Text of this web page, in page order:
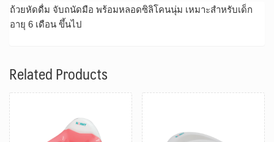
ถ้วยหัดดื่ม จับถนัดมือ พร้อมหลอดซิลิโคนนุ่ม เหมาะสำหรับเด็ก
อายุ 6 เดือน ขึ้นไป
Related Products